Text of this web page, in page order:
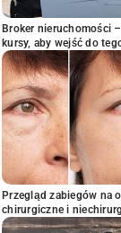
Broker nieruchomości
kursy, aby wejść do
Przegląd zabiegów na
chirurgiczne i